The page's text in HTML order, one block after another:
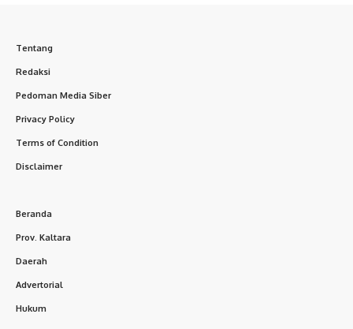
Tentang
Redaksi
Pedoman Media Siber
Privacy Policy
Terms of Condition
Disclaimer
Beranda
Prov. Kaltara
Daerah
Advertorial
Hukum